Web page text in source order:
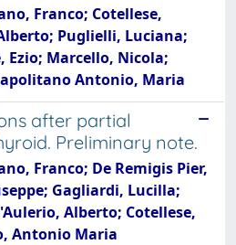
Franco; Cotellese,
Puglielli, Luciana;
Ezio; Marcello, Nicola;
Antonio, Maria
after partial
Preliminary note.
Franco; De Remigis Pier,
Gagliardi, Lucilla;
Alberto; Cotellese,
Antonio Maria